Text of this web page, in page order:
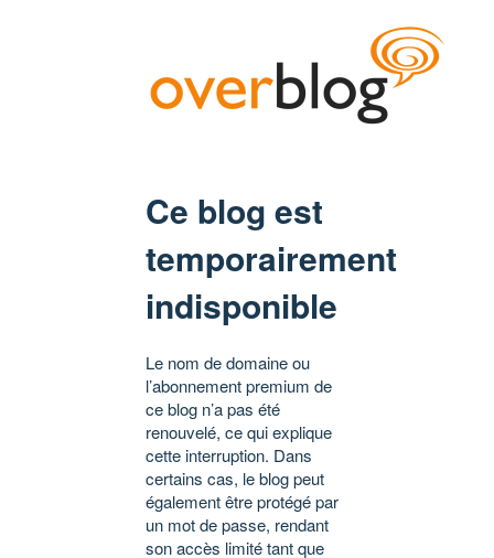
Ce blog est
temporairement
indisponible
Le nom de domaine ou
l’abonnement premium de
ce blog n’a pas été
renouvelé, ce qui explique
cette interruption. Dans
certains cas, le blog peut
également être protégé par
un mot de passe, rendant
son accès limité tant que